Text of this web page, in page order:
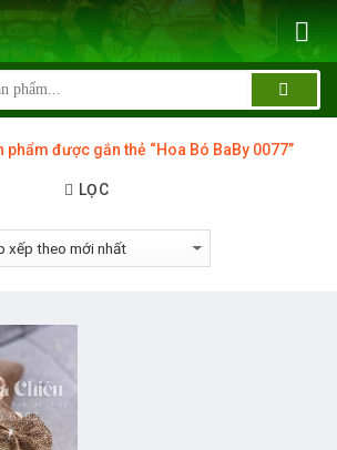
phẩm được gắn thẻ “Hoa Bó BaBy 0077”
LỌC